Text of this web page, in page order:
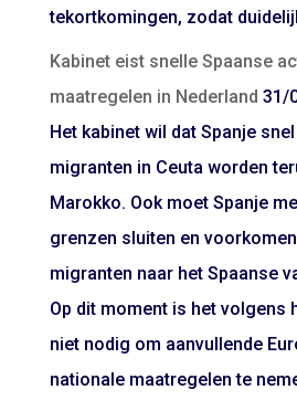
tekortkomingen, zodat
Kabinet eist snelle Spaanse
maatregelen in Nederland 31/
Het kabinet wil dat Spanje
migranten in Ceuta worden
Marokko. Ook moet Spanje
grenzen sluiten en
migranten naar het Spaanse
Op dit moment is het volgens
niet nodig om aanvullende
nationale maatregelen te